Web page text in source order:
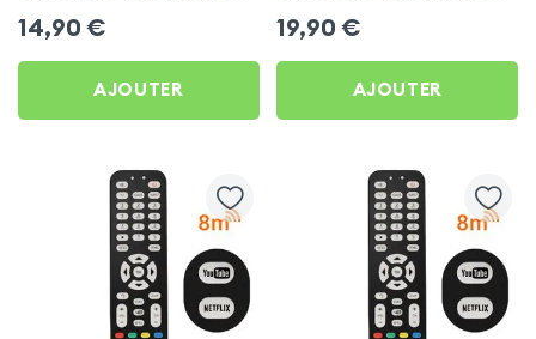
TV Sony, LinQ - Noir
14,90 €
AJOUTER
TV Sharp, LinQ - Noir
19,90 €
AJOUTER